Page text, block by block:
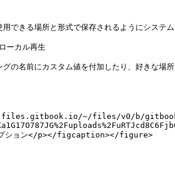
できる場所と形式で保存されるようにシステム
ーカル再生
グの名前にカスタム値を付加したり、好
files.gitbook.io/~/files/v0/b/
プション</p></figcaption></figure>